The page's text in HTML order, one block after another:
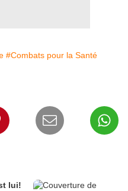
#Combats pour la Santé
lui!